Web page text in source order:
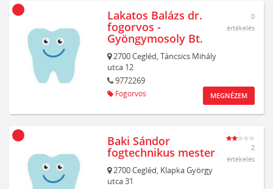
Lakatos Balázs dr.
fogorvos -
Gyöngymosoly Bt.
2700Cegléd,Táncsics Mihály
utca 12
9772269
Fogorvos
0
értékelés
MEGNÉZEM
Baki Sándor
fogtechnikus mester
2700Cegléd, Klapka György
utca 31
2
értékelés